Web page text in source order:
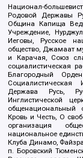
Национал-
Родовой Державы
Община Капища
Учреждение,
Иеговы, Русское
общество, Джамаат
и Карачая, Союз
социалистическая
Благородный
Социалистическая
Держава Русь,
Инглистической
общенациональный
Кровь и Честь, О
организация
национальное
Клуба Динамо,
п. Боровский